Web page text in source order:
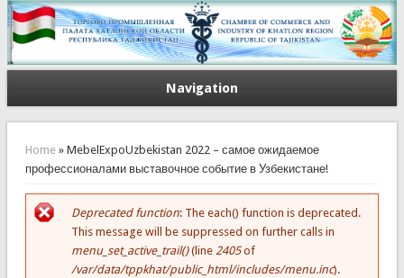
Navigation
You are here
Home» MebelExpoUzbekistan 2022 – самое ожидаемое
профессионалами выставочное событие в Узбекистане!
Error message
Deprecated function: The each() function is deprecated.
This message will be suppressed on further calls in
menu_set_active_trail()(line 2405of
/var/data/tppkhat/public_html/includes/menu.inc).